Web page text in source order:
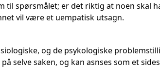
til spørsmålet; er det riktig at noen skal
vil være et uempatisk utsagn.
og de psykologiske
selve saken, og kan asnses som et